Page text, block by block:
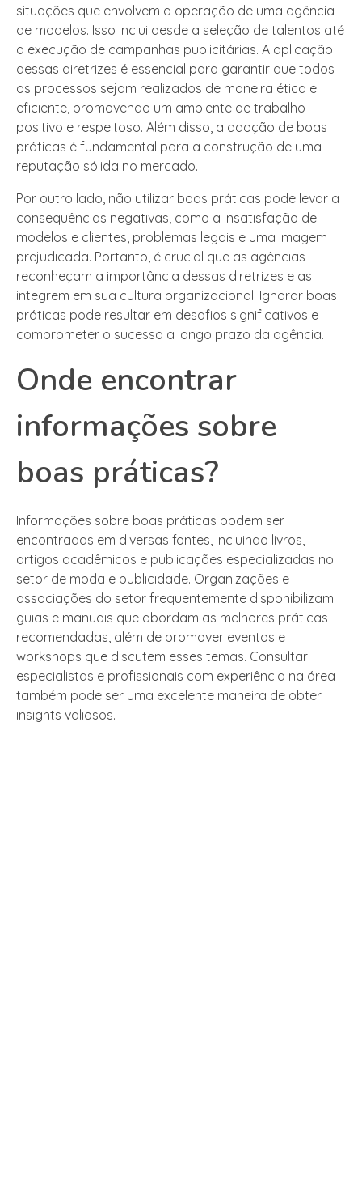
situações que envolvem a operação de uma agência
de modelos. Isso inclui desde a seleção de talentos até
a execução de campanhas publicitárias. A aplicação
dessas diretrizes é essencial para garantir que todos
os processos sejam realizados de maneira ética e
eficiente, promovendo um ambiente de trabalho
positivo e respeitoso. Além disso, a adoção de boas
práticas é fundamental para a construção de uma
reputação sólida no mercado.
Por outro lado, não utilizar boas práticas pode levar a
consequências negativas, como a insatisfação de
modelos e clientes, problemas legais e uma imagem
prejudicada. Portanto, é crucial que as agências
reconheçam a importância dessas diretrizes e as
integrem em sua cultura organizacional. Ignorar boas
práticas pode resultar em desafios significativos e
comprometer o sucesso a longo prazo da agência.
Onde encontrar
informações sobre
boas práticas?
Informações sobre boas práticas podem ser
encontradas em diversas fontes, incluindo livros,
artigos acadêmicos e publicações especializadas no
setor de moda e publicidade. Organizações e
associações do setor frequentemente disponibilizam
guias e manuais que abordam as melhores práticas
recomendadas, além de promover eventos e
workshops que discutem esses temas. Consultar
especialistas e profissionais com experiência na área
também pode ser uma excelente maneira de obter
insights valiosos.